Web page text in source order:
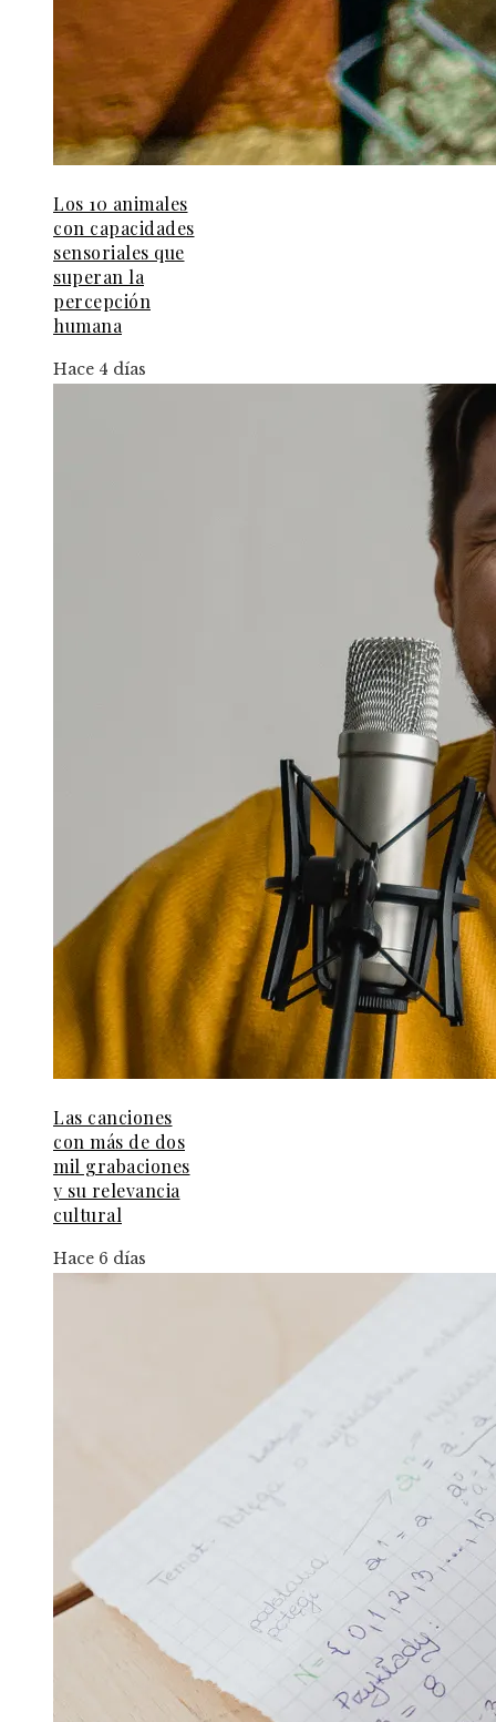
Los 10 animales
con capacidades
sensoriales que
superan la
percepción
humana
Hace 4 días
Las canciones
con más de dos
mil grabaciones
y su relevancia
cultural
Hace 6 días